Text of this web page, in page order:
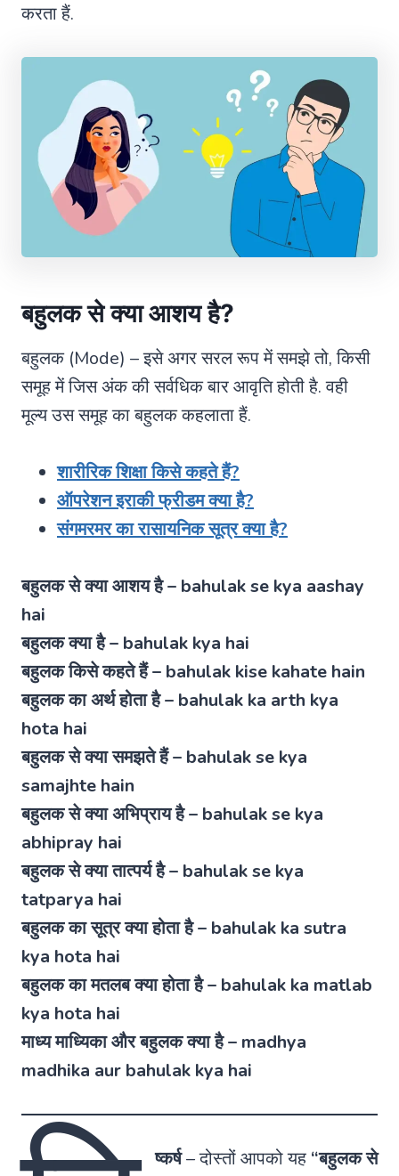
करता हैं.
बहुलक से क्या आशय है?
बहुलक (Mode) – इसे अगर सरल रूप में समझे तो, किसी
समूह में जिस अंक की सर्वधिक बार आवृति होती है. वही
मूल्य उस समूह का बहुलक कहलाता हैं.
शारीरिक शिक्षा किसे कहते हैं?
ऑपरेशन इराकी फ्रीडम क्या है?
संगमरमर का रासायनिक सूत्र क्या है?
बहुलक से क्या आशय है – bahulak se kya aashay
hai
बहुलक क्या है – bahulak kya hai
बहुलक किसे कहते हैं – bahulak kise kahate hain
बहुलक का अर्थ होता है – bahulak ka arth kya
hota hai
बहुलक से क्या समझते हैं – bahulak se kya
samajhte hain
बहुलक से क्या अभिप्राय है – bahulak se kya
abhipray hai
बहुलक से क्या तात्पर्य है – bahulak se kya
tatparya hai
बहुलक का सूत्र क्या होता है – bahulak ka sutra
kya hota hai
बहुलक का मतलब क्या होता है – bahulak ka matlab
kya hota hai
माध्य माध्यिका और बहुलक क्या है – madhya
madhika aur bahulak kya hai
ष्कर्ष–दोस्तों आपको यह“बहुलक से